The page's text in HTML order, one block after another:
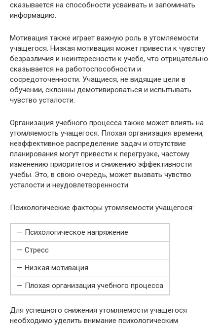
сказывается на способности усваивать и запоминать
информацию.
Мотивация также играет важную роль в утомляемости
учащегося. Низкая мотивация может привести к чувству
безразличия и неинтересности к учебе, что отрицательно
сказывается на работоспособности и
сосредоточенности. Учащиеся, не видящие цели в
обучении, склонны демотивироваться и испытывать
чувство усталости.
Организация учебного процесса также может влиять на
утомляемость учащегося. Плохая организация времени,
неэффективное распределение задач и отсутствие
планирования могут привести к перегрузке, частому
изменению приоритетов и снижению эффективности
учебы. Это, в свою очередь, может вызвать чувство
усталости и неудовлетворенности.
Психологические факторы утомляемости учащегося:
— Психологическое напряжение
— Стресс
— Низкая мотивация
— Плохая организация учебного процесса
Для успешного снижения утомляемости учащегося
необходимо уделить внимание психологическим